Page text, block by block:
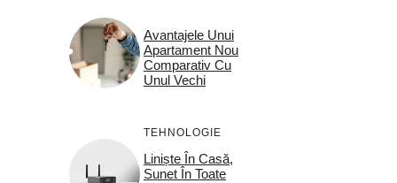
Avantajele Unui
Apartament Nou
Comparativ Cu
Unul Vechi
TEHNOLOGIE
Liniște În Casă,
Sunet În Toate